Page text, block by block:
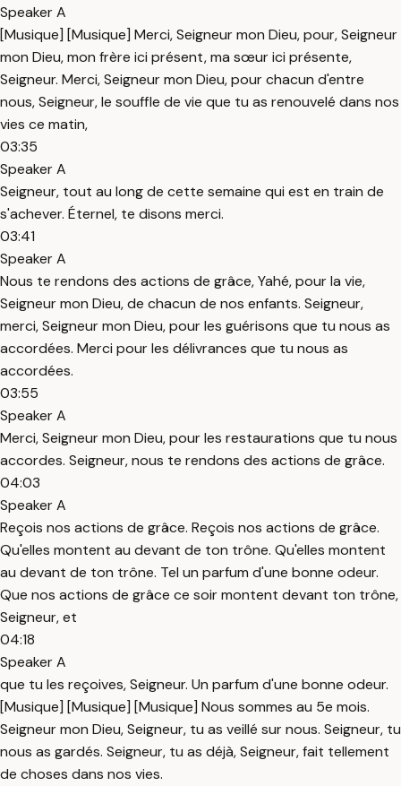
Speaker A
[Musique] [Musique] Merci, Seigneur mon Dieu, pour, Seigneur
mon Dieu, mon frère ici présent, ma sœur ici présente,
Seigneur. Merci, Seigneur mon Dieu, pour chacun d'entre
nous, Seigneur, le souffle de vie que tu as renouvelé dans nos
vies ce matin,
03:35
Speaker A
Seigneur, tout au long de cette semaine qui est en train de
s'achever. Éternel, te disons merci.
03:41
Speaker A
Nous te rendons des actions de grâce, Yahé, pour la vie,
Seigneur mon Dieu, de chacun de nos enfants. Seigneur,
merci, Seigneur mon Dieu, pour les guérisons que tu nous as
accordées. Merci pour les délivrances que tu nous as
accordées.
03:55
Speaker A
Merci, Seigneur mon Dieu, pour les restaurations que tu nous
accordes. Seigneur, nous te rendons des actions de grâce.
04:03
Speaker A
Reçois nos actions de grâce. Reçois nos actions de grâce.
Qu'elles montent au devant de ton trône. Qu'elles montent
au devant de ton trône. Tel un parfum d'une bonne odeur.
Que nos actions de grâce ce soir montent devant ton trône,
Seigneur, et
04:18
Speaker A
que tu les reçoives, Seigneur. Un parfum d'une bonne odeur.
[Musique] [Musique] [Musique] Nous sommes au 5e mois.
Seigneur mon Dieu, Seigneur, tu as veillé sur nous. Seigneur, tu
nous as gardés. Seigneur, tu as déjà, Seigneur, fait tellement
de choses dans nos vies.